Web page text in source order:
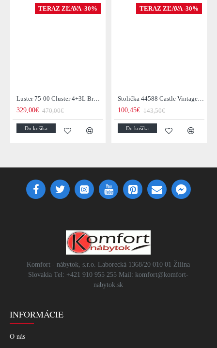
TERAZ ZĽAVA -30%
Luster 75-00 Cluster 4+3L Brown + Jantar Glass
329,00€ 470,00€
Do košíka
TERAZ ZĽAVA -30%
Stolička 44588 Castle Vintage Black
100,45€ 143,50€
Do košíka
Komfort - nábytok, s.r.o. Laborecká 1368/20 010 01 Žilina
Slovakia Tel: +421 910 955 255 Mail: komfort@komfort-
nabytok.sk
INFORMÁCIE
O nás